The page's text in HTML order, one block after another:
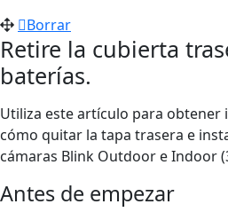
Borrar
Retire la cubierta
baterías.
Utiliza este artículo para obtener
cómo quitar la tapa trasera e
cámaras Blink Outdoor e Indoor
Antes de empezar